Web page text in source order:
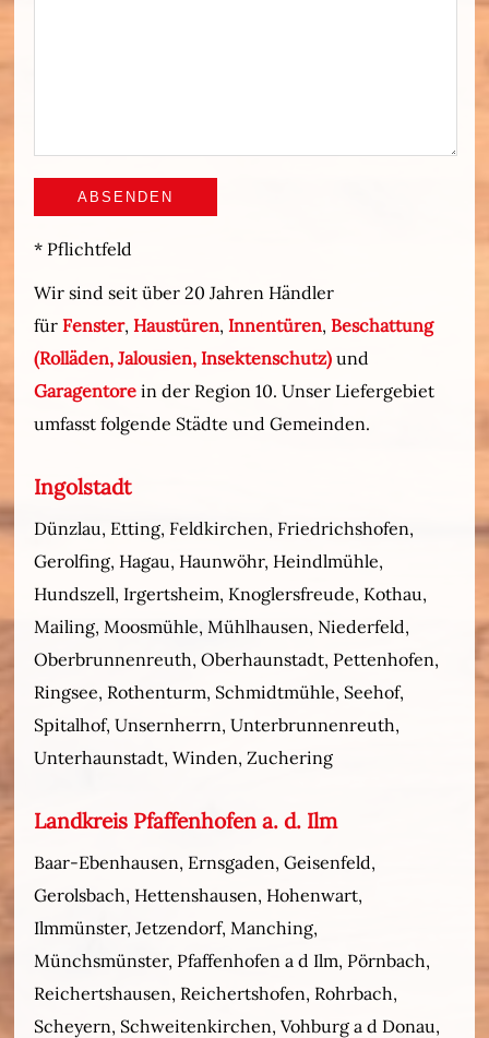
* Pflichtfeld
Wir sind seit über 20 Jahren Händler
fürFenster,Haustüren,Innentüren,Beschattung
(Rolläden, Jalousien, Insektenschutz) und
Garagentore in der Region 10. Unser Liefergebiet
umfasst folgende Städte und Gemeinden.
Ingolstadt
Dünzlau, Etting, Feldkirchen, Friedrichshofen,
Gerolfing, Hagau, Haunwöhr, Heindlmühle,
Hundszell, Irgertsheim, Knoglersfreude, Kothau,
Mailing, Moosmühle, Mühlhausen, Niederfeld,
Oberbrunnenreuth, Oberhaunstadt, Pettenhofen,
Ringsee, Rothenturm, Schmidtmühle, Seehof,
Spitalhof, Unsernherrn, Unterbrunnenreuth,
Unterhaunstadt, Winden, Zuchering
Landkreis Pfaffenhofen a. d. Ilm
Baar-Ebenhausen, Ernsgaden, Geisenfeld,
Gerolsbach, Hettenshausen, Hohenwart,
Ilmmünster, Jetzendorf, Manching,
Münchsmünster, Pfaffenhofen a d Ilm, Pörnbach,
Reichertshausen, Reichertshofen, Rohrbach,
Scheyern, Schweitenkirchen, Vohburg a d Donau,